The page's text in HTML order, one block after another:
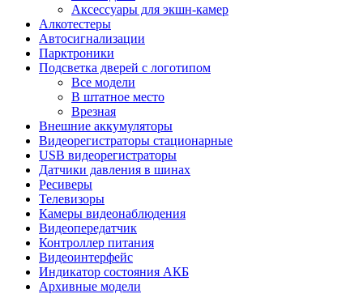
Аксессуары для экшн-камер
Алкотестеры
Автосигнализации
Парктроники
Подсветка дверей с логотипом
Все модели
В штатное место
Врезная
Внешние аккумуляторы
Видеорегистраторы стационарные
USB видеорегистраторы
Датчики давления в шинах
Ресиверы
Телевизоры
Камеры видеонаблюдения
Видеопередатчик
Контроллер питания
Видеоинтерфейс
Индикатор состояния АКБ
Архивные модели